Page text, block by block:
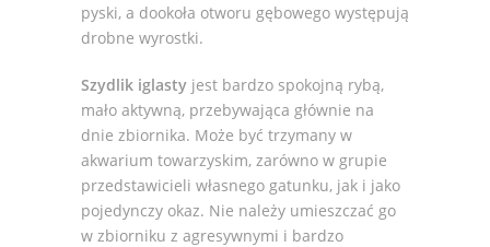
pyski, a dookoła otworu gębowego występują
drobne wyrostki.
Szydlik iglasty jest bardzo spokojną rybą,
mało aktywną, przebywająca głównie na
dnie zbiornika. Może być trzymany w
akwarium towarzyskim, zarówno w grupie
przedstawicieli własnego gatunku, jak i jako
pojedynczy okaz. Nie należy umieszczać go
w zbiorniku z agresywnymi i bardzo